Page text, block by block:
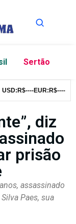
Sertão
▼ 2,49% ITUB4:R$
USD: R$----EUR: R$----
diz
prisão
assassinado
Paes, sua